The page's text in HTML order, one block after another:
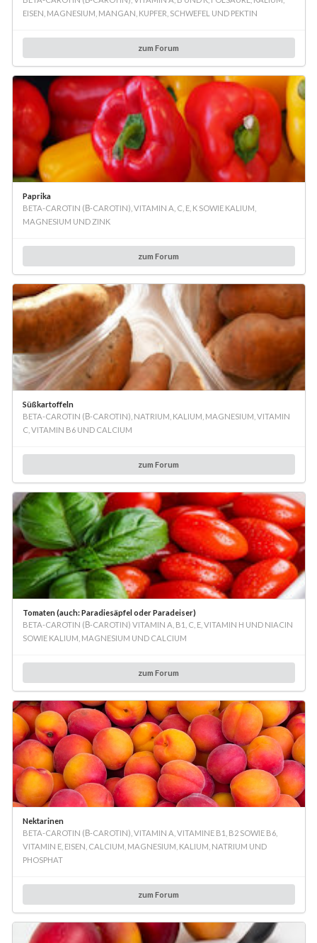
EISEN, MAGNESIUM, MANGAN, KUPFER, SCHWEFEL UND PEKTIN
zum Forum
Paprika
BETA-CAROTIN (Β-CAROTIN), VITAMIN A, C, E, K SOWIE KALIUM,
MAGNESIUM UND ZINK
zum Forum
Süßkartoffeln
BETA-CAROTIN (Β-CAROTIN), NATRIUM, KALIUM, MAGNESIUM, VITAMIN
C, VITAMIN B6 UND CALCIUM
zum Forum
Tomaten (auch: Paradiesäpfel oder Paradeiser)
BETA-CAROTIN (Β-CAROTIN) VITAMIN A, B1, C, E, VITAMIN H UND NIACIN
SOWIE KALIUM, MAGNESIUM UND CALCIUM
zum Forum
Nektarinen
BETA-CAROTIN (Β-CAROTIN), VITAMIN A, VITAMINE B1, B2 SOWIE B6,
VITAMIN E, EISEN, CALCIUM, MAGNESIUM, KALIUM, NATRIUM UND
PHOSPHAT
zum Forum